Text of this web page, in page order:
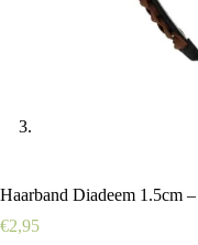
Haarband Diadeem 1.5cm
€2,95